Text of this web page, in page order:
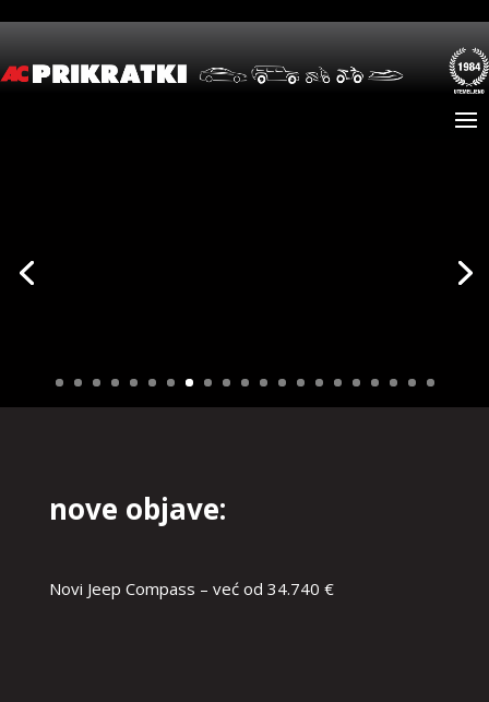
nove objave:
Novi Jeep Compass – već od 34.740 €